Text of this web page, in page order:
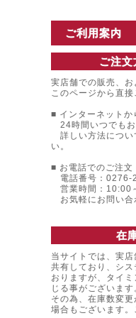
ご利用案内
ご注
実店舗での販売、
このページから直
■ インターネットか
24時間いつでも
詳しい方法につい
い。
■ お電話でのご注文
電話番号：0276-
営業時間：10:00
お気軽にお問い合
在
当サイトでは、実
共有しており、シ
おりますが、タイ
じる事がございます
その為、在庫数変
場合もございます